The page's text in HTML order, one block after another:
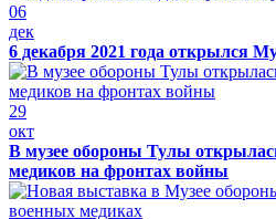
06
дек
6 декабря 2021 года открылся
29
окт
В музее обороны Тулы
медиков на фронтах войны